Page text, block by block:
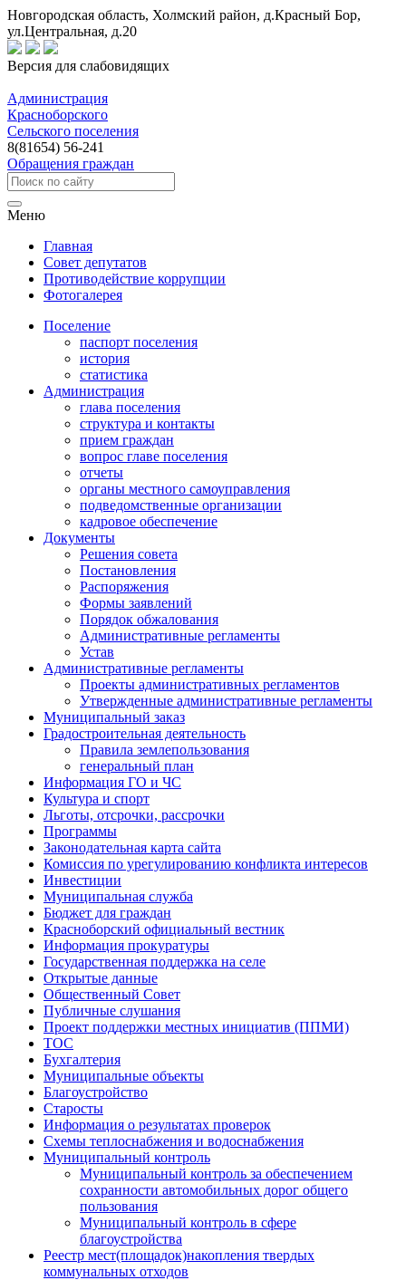
Новгородская область, Холмский район, д.Красный Бор,
ул.Центральная, д.20
Версия для слабовидящих
Администрация
Красноборского
Сельского поселения
8(81654) 56-241
Обращения граждан
Меню
Главная
Совет депутатов
Противодействие коррупции
Фотогалерея
Поселение
паспорт поселения
история
статистика
Администрация
глава поселения
структура и контакты
прием граждан
вопрос главе поселения
отчеты
органы местного самоуправления
подведомственные организации
кадровое обеспечение
Документы
Решения совета
Постановления
Распоряжения
Формы заявлений
Порядок обжалования
Административные регламенты
Устав
Административные регламенты
Проекты административных регламентов
Утвержденные административные регламенты
Муниципальный заказ
Градостроительная деятельность
Правила землепользования
генеральный план
Информация ГО и ЧС
Культура и спорт
Льготы, отсрочки, рассрочки
Программы
Законодательная карта сайта
Комиссия по урегулированию конфликта интересов
Инвестиции
Муниципальная служба
Бюджет для граждан
Красноборский официальный вестник
Информация прокуратуры
Государственная поддержка на селе
Открытые данные
Общественный Совет
Публичные слушания
Проект поддержки местных инициатив (ППМИ)
ТОС
Бухгалтерия
Муниципальные объекты
Благоустройство
Старосты
Информация о результатах проверок
Схемы теплоснабжения и водоснабжения
Муниципальный контроль
Муниципальный контроль за обеспечением
сохранности автомобильных дорог общего
пользования
Муниципальный контроль в сфере
благоустройства
Реестр мест(площадок)накопления твердых
коммунальных отходов